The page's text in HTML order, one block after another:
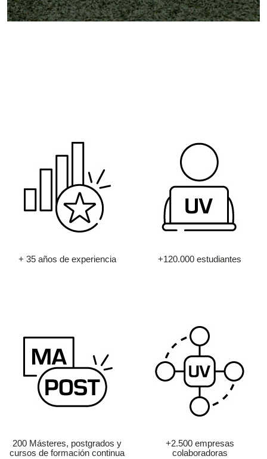
+ 35 años de experiencia +120.000 estudiantes
200 Másteres, postgrados y
cursos de formación continua
+2.500 empresas
colaboradoras